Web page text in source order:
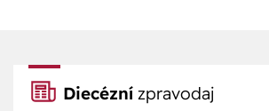
Diecézní zpravodaj